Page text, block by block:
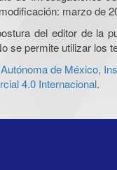
marzo de
del editor de la
se permite utilizar los
de México,
4.0 Internacional.